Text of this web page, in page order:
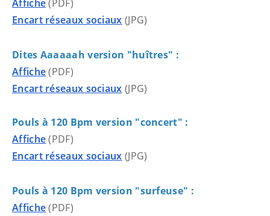
Affiche(PDF)
Encart réseaux sociaux (JPG)
Dites Aaaaaah version "huîtres" :
Affiche(PDF)
Encart réseaux sociaux (JPG)
Pouls à 120 Bpm version "concert" :
Affiche(PDF)
Encart réseaux sociaux (JPG)
Pouls à 120 Bpm version "surfeuse" :
Affiche(PDF)